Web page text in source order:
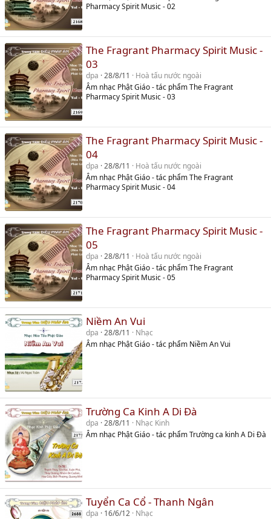
Pharmacy Spirit Music - 02
The Fragrant Pharmacy Spirit Music -
03
dpa 28/8/11
Hoà tấu nước ngoài
Âm nhạc Phật Giáo - tác phẩm The Fragrant
Pharmacy Spirit Music - 03
The Fragrant Pharmacy Spirit Music -
04
dpa 28/8/11
Hoà tấu nước ngoài
Âm nhạc Phật Giáo - tác phẩm The Fragrant
Pharmacy Spirit Music - 04
The Fragrant Pharmacy Spirit Music -
05
dpa 28/8/11
Hoà tấu nước ngoài
Âm nhạc Phật Giáo - tác phẩm The Fragrant
Pharmacy Spirit Music - 05
Niềm An Vui
dpa 28/8/11
Nhạc
Âm nhạc Phật Giáo - tác phẩm Niềm An Vui
Trường Ca Kinh A Di Đà
dpa 28/8/11
Nhạc Kinh
Âm nhạc Phật Giáo - tác phẩm Trường ca kinh A Di Đà
Tuyển Ca Cổ - Thanh Ngân
dpa 16/6/12 Nhạc